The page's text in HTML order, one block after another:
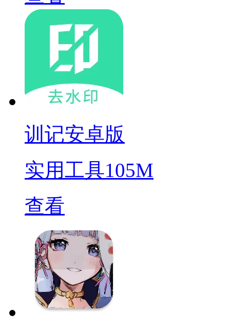
训记安卓版
实用工具105M
查看